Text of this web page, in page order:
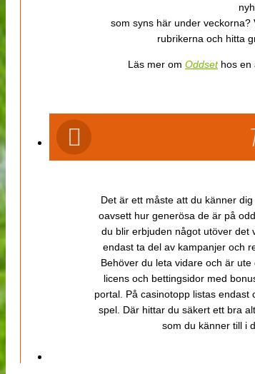
som syns här under veckorna?
rubrikerna och hitta
Läs mer om Oddsethos en
Det är ett måste att du känner
oavsett hur generösa de är på
du blir erbjuden något utöver det
endast ta del av kampanjer och
Behöver du leta vidare och är
licens och bettingsidor med
portal. På casinotopp listas
spel. Där hittar du säkert ett bra
som du känner till i